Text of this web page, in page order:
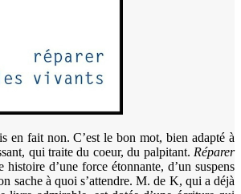
en fait non. C’est le bon mot, bien adapté à
qui traite du coeur, du palpitant. Réparer
histoire d’une force étonnante, d’un suspens
sache à quoi s’attendre. M. de K, qui a déjà